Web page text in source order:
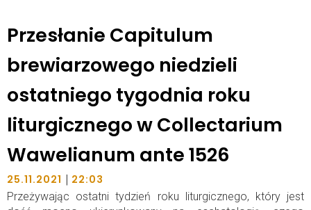
Przesłanie Capitulum
brewiarzowego niedzieli
ostatniego tygodnia roku
liturgicznego w Collectarium
Wawelianum ante 1526
25.11.2021 | 22:03
Przeżywając ostatni tydzień roku liturgicznego, który jest